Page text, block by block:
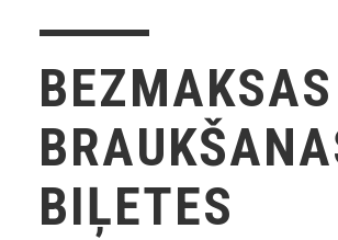
BEZMAKSAS
BIĻETES